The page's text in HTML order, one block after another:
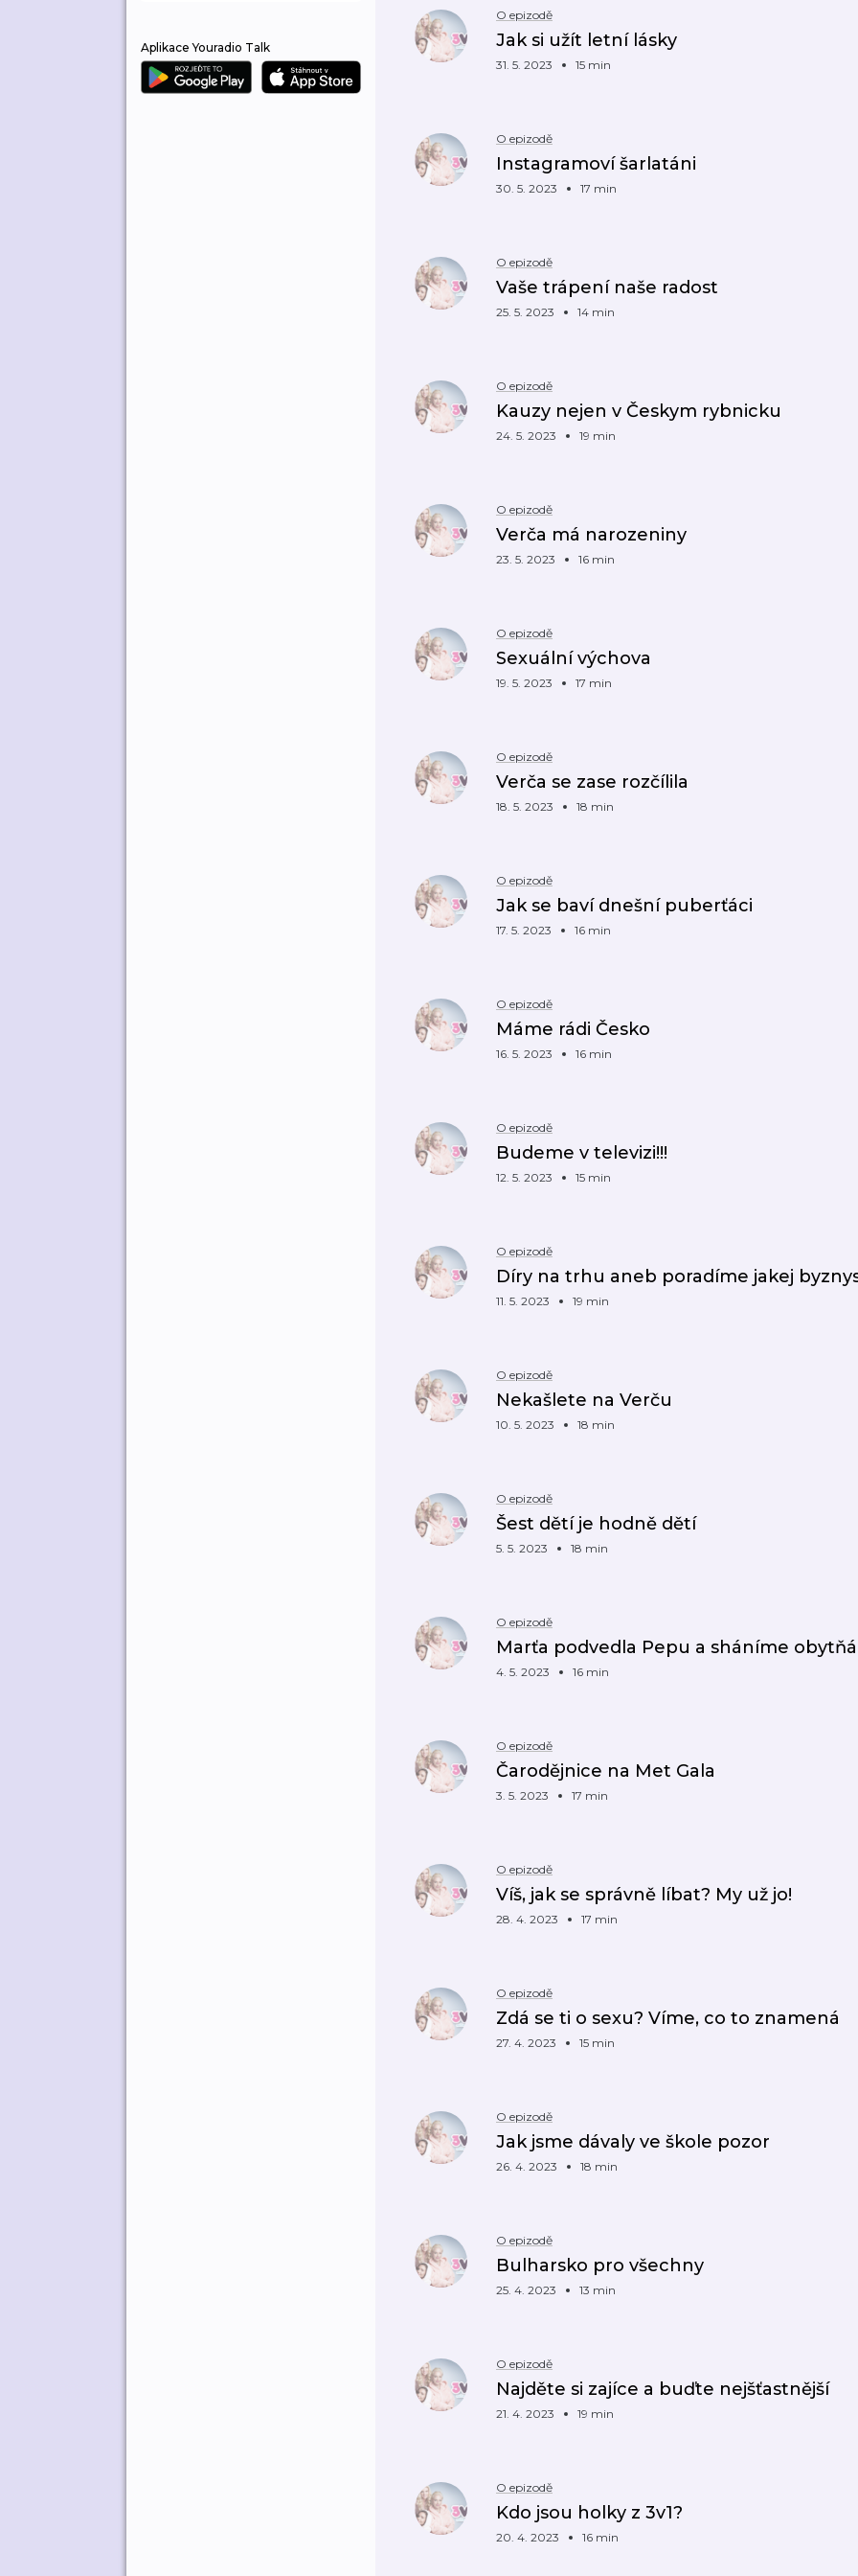
Aplikace Youradio Talk
O epizodě
Jak si užít letní lásky
31. 5. 2023 15 min
O epizodě
Instagramoví šarlatáni
30. 5. 2023 17 min
O epizodě
Vaše trápení naše radost
25. 5. 2023 14 min
O epizodě
Kauzy nejen v Českym rybnicku
24. 5. 2023 19 min
O epizodě
Verča má narozeniny
23. 5. 2023 16 min
O epizodě
Sexuální výchova
19. 5. 2023 17 min
O epizodě
Verča se zase rozčílila
18. 5. 2023 18 min
O epizodě
Jak se baví dnešní puberťáci
17. 5. 2023 16 min
O epizodě
Máme rádi Česko
16. 5. 2023 16 min
O epizodě
Budeme v televizi!!!
12. 5. 2023 15 min
O epizodě
Díry na trhu aneb poradíme jakej
11. 5. 2023 19 min
O epizodě
Nekašlete na Verču
10. 5. 2023 18 min
O epizodě
Šest dětí je hodně dětí
5. 5. 2023 18 min
O epizodě
Marťa podvedla Pepu a sháníme
4. 5. 2023 16 min
O epizodě
Čarodějnice na Met Gala
3. 5. 2023 17 min
O epizodě
Víš, jak se správně líbat? My už jo!
28. 4. 2023 17 min
O epizodě
Zdá se ti o sexu? Víme, co to znamená
27. 4. 2023 15 min
O epizodě
Jak jsme dávaly ve škole pozor
26. 4. 2023 18 min
O epizodě
Bulharsko pro všechny
25. 4. 2023 13 min
O epizodě
Najděte si zajíce a buďte nejšťastnější
21. 4. 2023 19 min
O epizodě
Kdo jsou holky z 3v1?
20. 4. 2023 16 min